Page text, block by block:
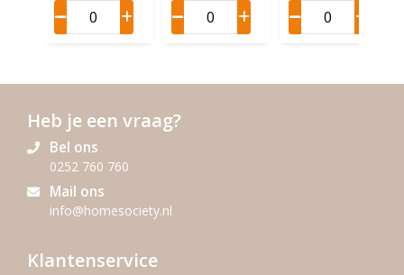
Heb je een vraag?
Bel ons
0252 760 760
Mail ons
info@homesociety.nl
Klantenservice